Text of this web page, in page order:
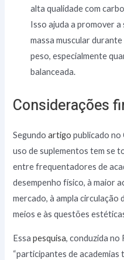
alta qualidade com
Isso ajuda a promover a
massa muscular
peso, especialmente
balanceada.
Considerações
Segundoartigo publicado no
uso de suplementos tem se
entre frequentadores de
desempenho físico, à maior
mercado, à ampla circulação
meios e às questões
Essapesquisa, conduzida no
“participantes de academias